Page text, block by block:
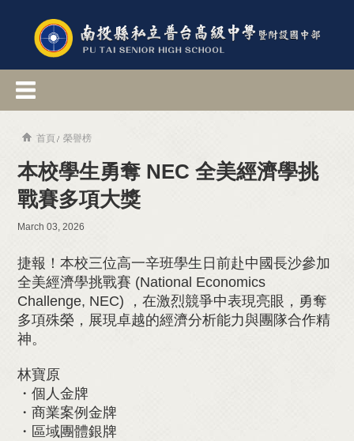
首頁 榮譽榜
本校學生勇奪 NEC 全美經濟學挑
戰賽多項大獎
March 03, 2026
捷報！本校三位高一辛班學生日前赴中國長沙參加
全美經濟學挑戰賽 (National Economics
Challenge, NEC) ，在激烈競爭中表現亮眼，勇奪
多項殊榮，展現卓越的經濟分析能力與團隊合作精
神。
林寶原
・個人金牌
・商業案例金牌
・區域團體銀牌